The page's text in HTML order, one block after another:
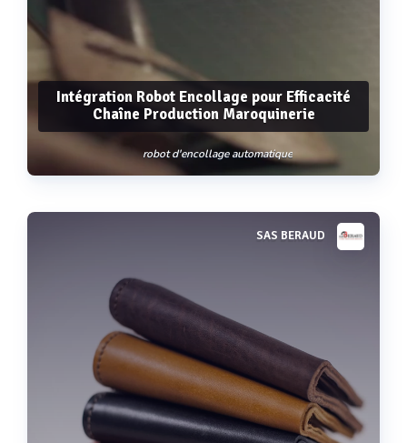
Intégration Robot Encollage pour Efficacité
Chaîne Production Maroquinerie
robot d'encollage automatique
SAS BERAUD